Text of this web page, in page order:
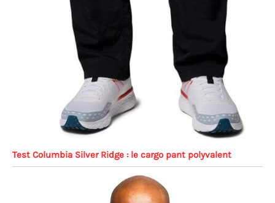
Test Columbia Silver Ridge : le cargo pant polyvalent